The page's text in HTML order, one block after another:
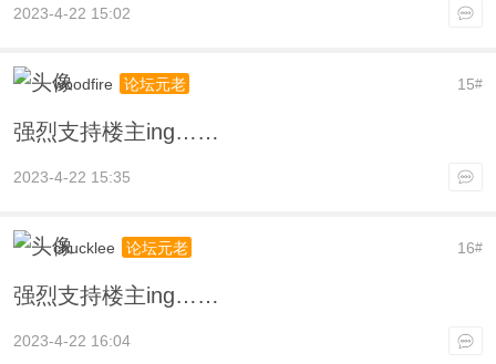
2023-4-22 15:02
15#
woodfire 论坛元老
强烈支持楼主ing……
2023-4-22 15:35
16#
chucklee 论坛元老
强烈支持楼主ing……
2023-4-22 16:04